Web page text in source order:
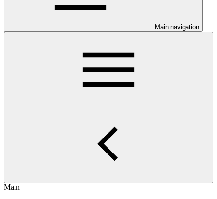
Main navigation
Main